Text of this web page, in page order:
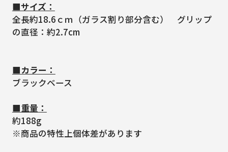
■サイズ：
全長約18.6ｃｍ（ガラス割り部分含む） グリップ
の直径：約2.7cm
■カラー：
ブラックベース
■重量：
約188g
※商品の特性上個体差があります